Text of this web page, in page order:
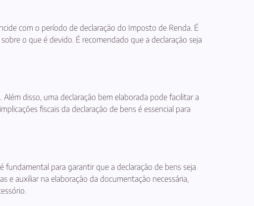
com o período de declaração do Imposto de Renda. É
o que é devido. É recomendado que a declaração seja
disso, uma declaração bem elaborada pode facilitar a
fiscais da declaração de bens é essencial para
fundamental para garantir que a declaração de bens seja
e auxiliar na elaboração da documentação necessária,